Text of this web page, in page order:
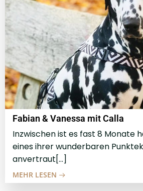
Fabian & Vanessa mit Calla
Inzwischen ist es fast 8 Monate
eines ihrer wunderbaren
anvertraut[…]
MEHR LESEN